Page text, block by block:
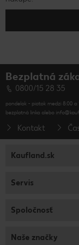
Bezplatná
0800/15 28 35
pondelok - piatok medzi 8:00 a
bezplatná linka alebo
Kontakt
Kaufland.sk
Servis
Spoločnosť
Naše značky